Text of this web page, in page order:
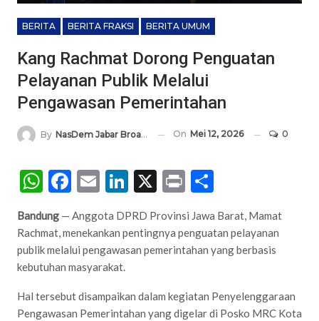
BERITA BERITA FRAKSI BERITA UMUM
Kang Rachmat Dorong Penguatan
Pelayanan Publik Melalui
Pengawasan Pemerintahan
By NasDem Jabar Broadcasting Network On Mei 12, 2026 0
WhatsApp
Facebook
EmailLinkedIn
X Print
Bandung — Anggota DPRD Provinsi Jawa Barat, Mamat
Rachmat, menekankan pentingnya penguatan pelayanan
publik melalui pengawasan pemerintahan yang berbasis
kebutuhan masyarakat.
Hal tersebut disampaikan dalam kegiatan Penyelenggaraan
Pengawasan Pemerintahan yang digelar di Posko MRC Kota